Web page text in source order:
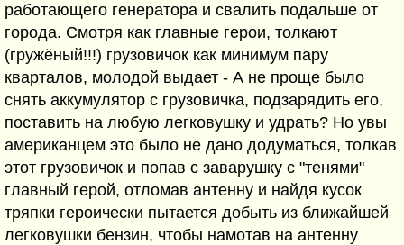
работающего генератора и свалить подальше от
города. Смотря как главные герои, толкают
(гружёный!!!) грузовичок как минимум пару
кварталов, молодой выдает - А не проще было
снять аккумулятор с грузовичка, подзарядить его,
поставить на любую легковушку и удрать? Но увы
американцем это было не дано додуматься, толкав
этот грузовичок и попав с заварушку с "тенями"
главный герой, отломав антенну и найдя кусок
тряпки героически пытается добыть из ближайшей
легковушки бензин, чтобы намотав на антенну